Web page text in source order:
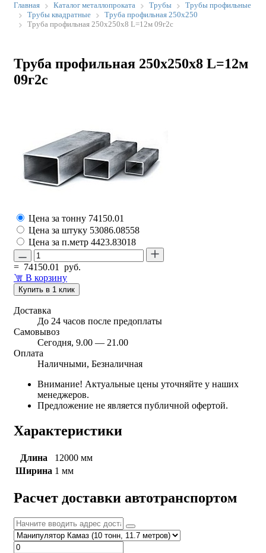
Главная Каталог металлопроката Трубы
Трубы профильные
Трубы квадратные
Труба профильная 250х250
Труба профильная 250х250х8 L=12м 09г2с
Труба профильная 250х250х8 L=12м
09г2с
Цена за тонну 74150.01
Цена за штуку 53086.08558
Цена за п.метр 4423.83018
= 74150.01
руб.
В корзину
Купить в 1 клик
Доставка
До 24 часов после предоплаты
Самовывоз
Сегодня, 9.00 — 21.00
Оплата
Наличными, Безналичная
Внимание! Актуальные цены уточняйте у наших
менеджеров.
Предложение не является публичной офертой.
Характеристики
Длина
12000 мм
Ширина 1 мм
Расчет доставки автотранспортом